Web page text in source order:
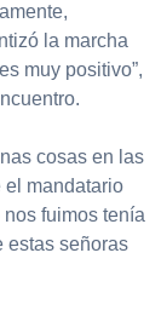
la marcha
muy positivo”,
cosas en las
el mandatario
fuimos tenía
estas señoras